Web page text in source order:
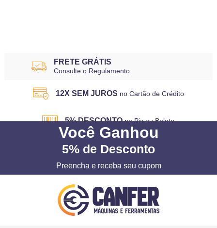
FRETE GRÁTIS
Consulte o Regulamento
12X SEM JUROS no Cartão de Crédito
5% DESCONTO no Pix ou Boleto
Você Ganhou
5% de Desconto
Preencha e receba seu cupom